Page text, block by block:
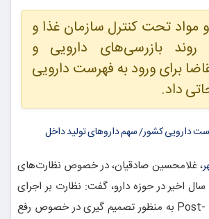
مواد تحت کنترل سازمان غذا و
روند بازرسی‌های دارویی و
برای ورود به فهرست دارویی
داد.
، غلامحسین صادقیان، در خصوص نظارت‌های
اخیر در حوزه دارو، گفت: نظارت بر اجرای
گیریدر خصوص رفع